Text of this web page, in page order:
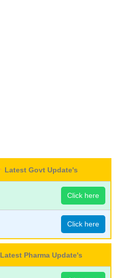
Latest Govt Update's
Click here
Click here
Latest Pharma Update's